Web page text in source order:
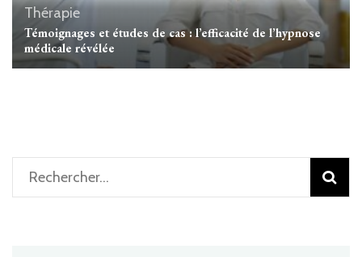
Thérapie
Témoignages et études de cas : l’efficacité de l’hypnose
médicale révélée
Rechercher :